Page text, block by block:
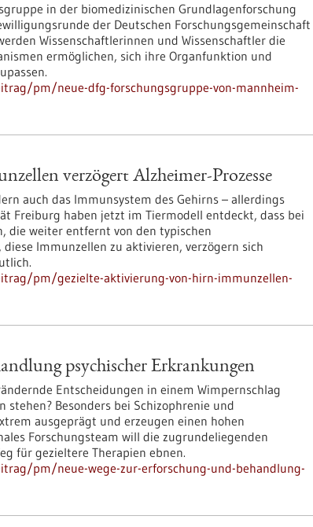
in der biomedizinischen Grundlagenforschung
der Deutschen Forschungsgemeinschaft
Wissenschaftlerinnen und Wissenschaftler die
ermöglichen, sich ihre Organfunktion und
pm/neue-dfg-forschungsgruppe-von-mannheim-
verzögert Alzheimer-Prozesse
auch das Immunsystem des Gehirns – allerdings
Freiburg haben jetzt im Tiermodell entdeckt, dass bei
die weiter entfernt von den typischen
Immunzellen zu aktivieren, verzögern sich
pm/gezielte-aktivierung-von-hirn-immunzellen-
psychischer Erkrankungen
Entscheidungen in einem Wimpernschlag
Besonders bei Schizophrenie und
ausgeprägt und erzeugen einen hohen
Forschungsteam will die zugrundeliegenden
für gezieltere Therapien ebnen.
pm/neue-wege-zur-erforschung-und-behandlung-